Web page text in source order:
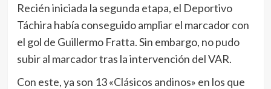
Recién iniciada la segunda etapa, el Deportivo
Táchira había conseguido ampliar el marcador con
el gol de Guillermo Fratta. Sin embargo, no pudo
subir al marcador tras la intervención del VAR.
Con este, ya son 13 «Clásicos andinos» en los que